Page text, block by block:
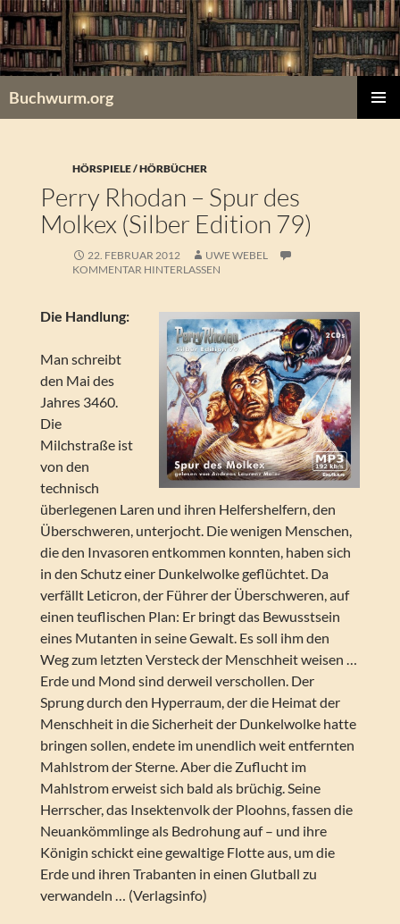
Zum
Inhalt
springen
Buchwurm.org
HÖRSPIELE / HÖRBÜCHER
Perry Rhodan – Spur des
Molkex (Silber Edition 79)
22. FEBRUAR 2012
UWE WEBEL
KOMMENTAR HINTERLASSEN
Die Handlung:
Man schreibt
den Mai des
Jahres 3460.
Die
Milchstraße ist
von den
technisch
überlegenen Laren und ihren Helfershelfern, den
Überschweren, unterjocht. Die wenigen Menschen,
die den Invasoren entkommen konnten, haben sich
in den Schutz einer Dunkelwolke geflüchtet. Da
verfällt Leticron, der Führer der Überschweren, auf
einen teuflischen Plan: Er bringt das Bewusstsein
eines Mutanten in seine Gewalt. Es soll ihm den
Weg zum letzten Versteck der Menschheit weisen …
Erde und Mond sind derweil verschollen. Der
Sprung durch den Hyperraum, der die Heimat der
Menschheit in die Sicherheit der Dunkelwolke hatte
bringen sollen, endete im unendlich weit entfernten
Mahlstrom der Sterne. Aber die Zuflucht im
Mahlstrom erweist sich bald als brüchig. Seine
Herrscher, das Insektenvolk der Ploohns, fassen die
Neuankömmlinge als Bedrohung auf – und ihre
Königin schickt eine gewaltige Flotte aus, um die
Erde und ihren Trabanten in einen Glutball zu
verwandeln … (Verlagsinfo)